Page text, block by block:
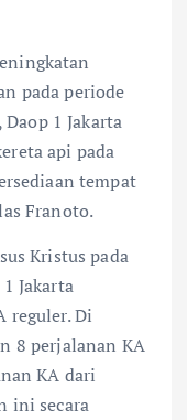
pada periode
1 Jakarta
api pada
tempat
Franoto.
Kristus pada
Jakarta
reguler. Di
8 perjalanan KA
KA dari
ini secara